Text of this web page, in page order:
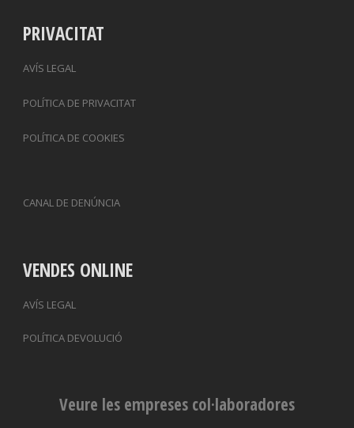
PRIVACITAT
AVÍS LEGAL
POLÍTICA DE PRIVACITAT
POLÍTICA DE COOKIES
CANAL DE DENÚNCIA
VENDES ONLINE
AVÍS LEGAL
POLÍTICA DEVOLUCIÓ
Veure les empreses col·laboradores